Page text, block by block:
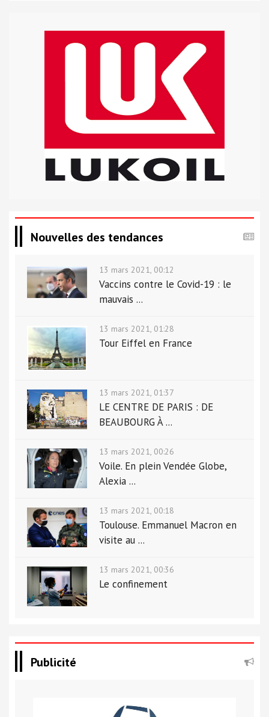
Nouvelles des tendances
13 mars 2021, 00:12
Vaccins contre le Covid-19 : le
mauvais ...
13 mars 2021, 01:28
Tour Eiffel en France
13 mars 2021, 01:37
LE CENTRE DE PARIS : DE
BEAUBOURG À ...
13 mars 2021, 00:26
Voile. En plein Vendée Globe,
Alexia ...
13 mars 2021, 00:18
Toulouse. Emmanuel Macron en
visite au ...
13 mars 2021, 00:36
Le confinement
Publicité